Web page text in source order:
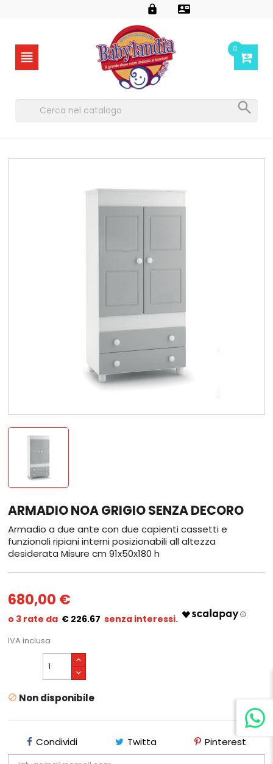
 
 0

ARMADIO NOA GRIGIO SENZA DECORO
Armadio a due ante con due capienti cassetti e
funzionali ripiani interni posizionabili all altezza
desiderata Misure cm 91x50x180 h
680,00 €
€ 226.67
IVA inclusa
 Non disponibile
Condividi Twitta Pinterest